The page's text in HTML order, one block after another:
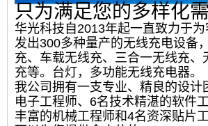
只为满足您的多样化
华光科技自2013年起一直致力于
发出300多种量产的无线充电设备
充、车载无线充、三合一无线充、
充等。台灯，多功能无线充电器。
我公司拥有一支专业、精良的设计
电子工程师、6名技术精湛的软件
丰富的机械工程师和4名资深贴片